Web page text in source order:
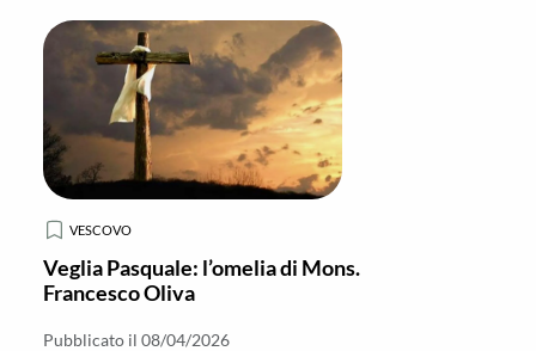
VESCOVO
Veglia Pasquale: l’omelia di Mons.
Francesco Oliva
Pubblicato il 08/04/2026